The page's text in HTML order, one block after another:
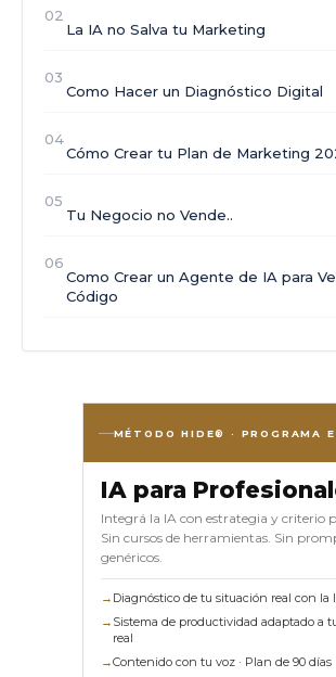
02
La IA no Salva tu Marketing
03
Como Hacer un Diagnóstico Digital
04
Cómo Crear tu Plan de Marketing
05
Tu Negocio no Vende..
06
Como Crear un Agente de IA para
Código
MÉTODO HIDE® · PROGRAMA
IA para
Integrá la IA con estrategia y criterio
Sin cursos de herramientas. Sin
genéricos.
→ Diagnóstico de tu situación real con la
→ Sistema de productividad adaptado a
real
→Contenido con tu voz · Plan de 90 días